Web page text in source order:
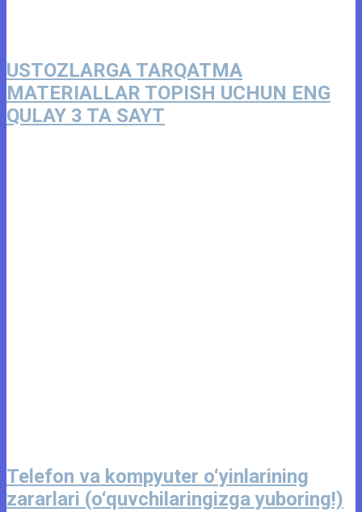
USTOZLARGA TARQATMA
MATERIALLAR TOPISH UCHUN ENG
QULAY 3 TA SAYT
Telefon va kompyuter o‘yinlarining
zararlari (o‘quvchilaringizga yuboring!)